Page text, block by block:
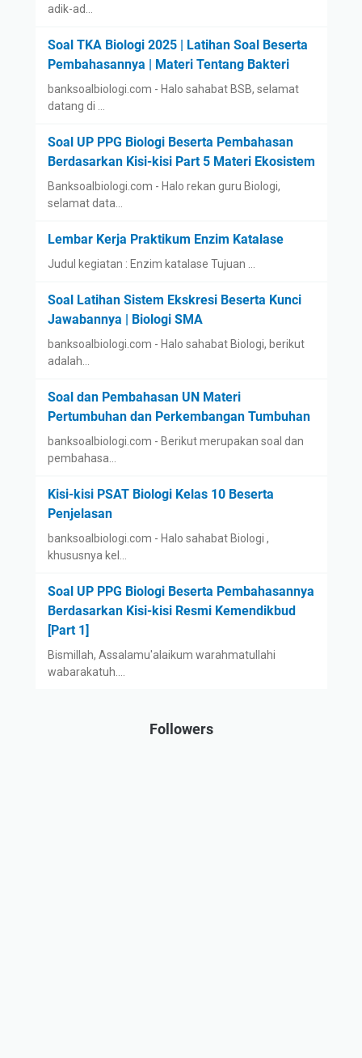
adik-ad…
Soal TKA Biologi 2025 | Latihan Soal Beserta
Pembahasannya | Materi Tentang Bakteri
banksoalbiologi.com - Halo sahabat BSB, selamat
datang di …
Soal UP PPG Biologi Beserta Pembahasan
Berdasarkan Kisi-kisi Part 5 Materi Ekosistem
Banksoalbiologi.com - Halo rekan guru Biologi,
selamat data…
Lembar Kerja Praktikum Enzim Katalase
Judul kegiatan : Enzim katalase Tujuan …
Soal Latihan Sistem Ekskresi Beserta Kunci
Jawabannya | Biologi SMA
banksoalbiologi.com - Halo sahabat Biologi, berikut
adalah…
Soal dan Pembahasan UN Materi
Pertumbuhan dan Perkembangan Tumbuhan
banksoalbiologi.com - Berikut merupakan soal dan
pembahasa…
Kisi-kisi PSAT Biologi Kelas 10 Beserta
Penjelasan
banksoalbiologi.com - Halo sahabat Biologi ,
khususnya kel…
Soal UP PPG Biologi Beserta Pembahasannya
Berdasarkan Kisi-kisi Resmi Kemendikbud
[Part 1]
Bismillah, Assalamu'alaikum warahmatullahi
wabarakatuh.…
Followers